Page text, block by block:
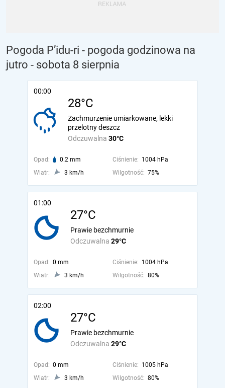
Pogoda P’idu-ri - pogoda godzinowa na
jutro - sobota 8 sierpnia
00:00
28°C
Odczuwalna 30°C
Zachmurzenie umiarkowane, lekki
przelotny deszcz
Opad: 0.2 mm Ciśnienie: 1004 hPa
Wiatr:
3 km/h Wilgotność: 75%
01:00
27°C
Odczuwalna 29°C
Prawie bezchmurnie
Opad: 0 mm Ciśnienie: 1004 hPa
Wiatr:
3 km/h Wilgotność: 80%
02:00
27°C
Odczuwalna 29°C
Prawie bezchmurnie
Opad: 0 mm Ciśnienie: 1005 hPa
Wiatr:
3 km/h Wilgotność: 80%